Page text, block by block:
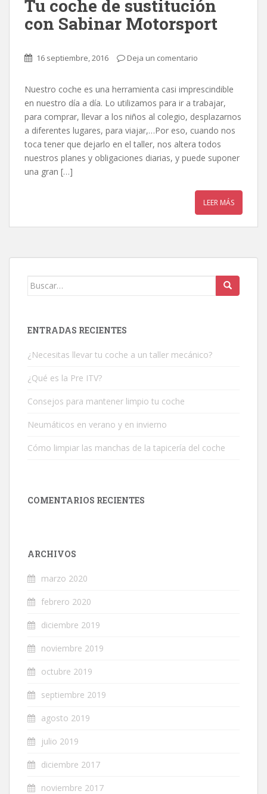
Tu coche de sustitución
con Sabinar Motorsport
16 septiembre, 2016 Deja un comentario
Nuestro coche es una herramienta casi imprescindible
en nuestro día a día. Lo utilizamos para ir a trabajar,
para comprar, llevar a los niños al colegio, desplazarnos
a diferentes lugares, para viajar,…Por eso, cuando nos
toca tener que dejarlo en el taller, nos altera todos
nuestros planes y obligaciones diarias, y puede suponer
una gran […]
LEER MÁS
Buscar:
ENTRADAS RECIENTES
¿Necesitas llevar tu coche a un taller mecánico?
¿Qué es la Pre ITV?
Consejos para mantener limpio tu coche
Neumáticos en verano y en invierno
Cómo limpiar las manchas de la tapicería del coche
COMENTARIOS RECIENTES
ARCHIVOS
marzo 2020
febrero 2020
diciembre 2019
noviembre 2019
octubre 2019
septiembre 2019
agosto 2019
julio 2019
diciembre 2017
noviembre 2017